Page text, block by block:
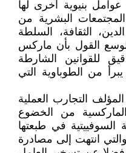
عوامل بنيوية أخرى لها
البشرية من
الثقافة، السلطة
القول بأن ماركس
للقوانين الشارطة
من الطوباوية التي
التجارب العملية
الماركسية من الخضوع
السوفييتية في طبعتها
انتهت إلى مصادرة